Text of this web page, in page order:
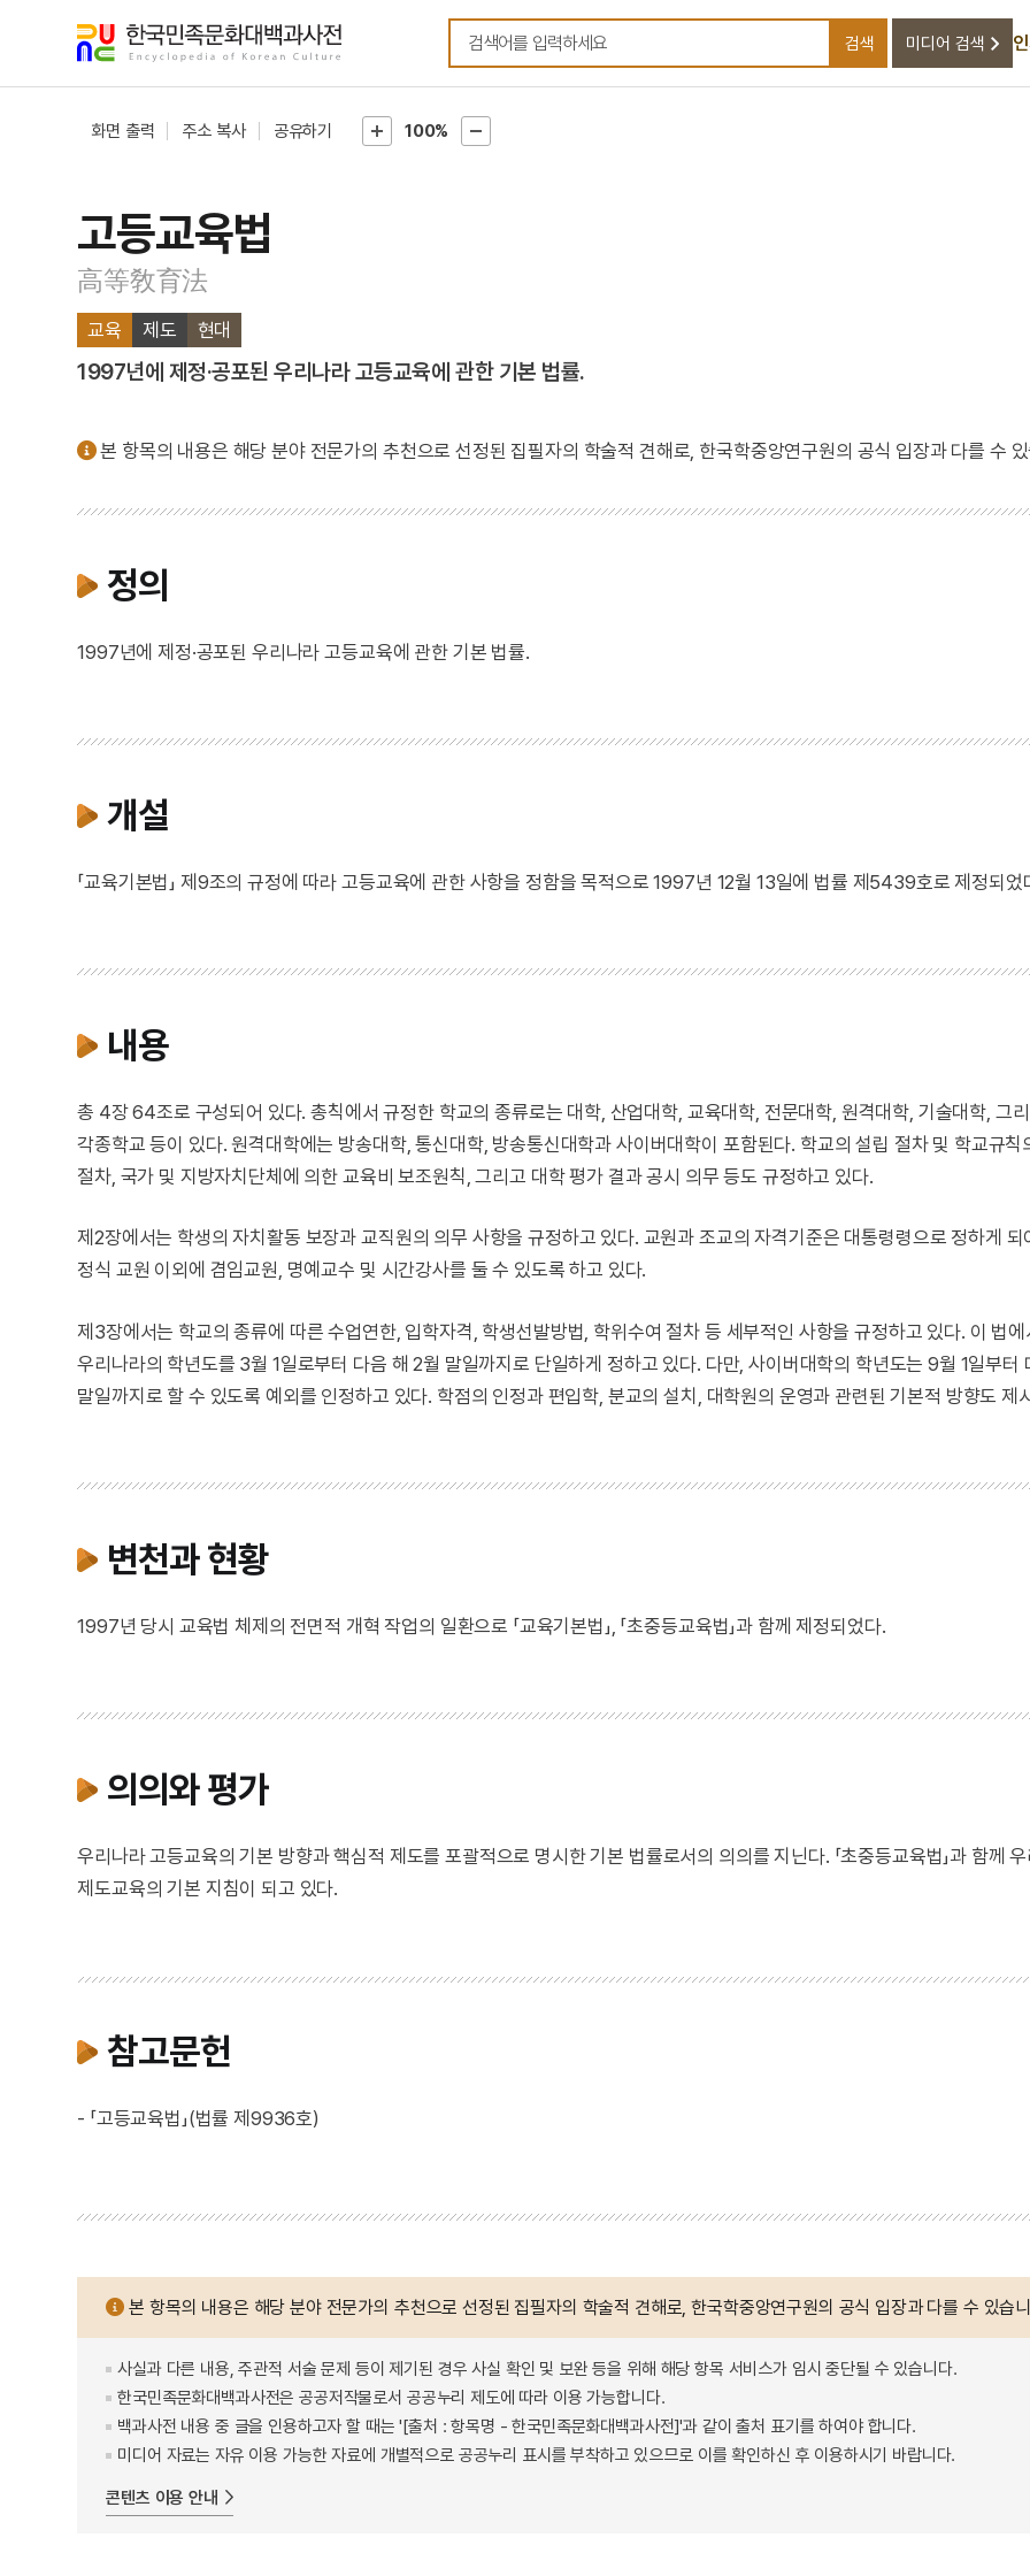
검색어를 입력하세요
검색 미디어 검색
화면 출력 주소 복사 공유하기 100%
고등교육법
高等敎育法
교육 제도 현대
1997년에 제정·공포된 우리나라 고등교육에 관한 기본 법률.
본 항목의 내용은 해당 분야 전문가의 추천으로 선정된 집필자의 학술적 견해로, 한국학중앙연구원의 공식 입장과 다를 수
정의
1997년에 제정·공포된 우리나라 고등교육에 관한 기본 법률.
개설
「교육기본법」 제9조의 규정에 따라 고등교육에 관한 사항을 정함을 목적으로 1997년 12월 13일에 법률 제5439호로 제정되었
내용
총 4장 64조로 구성되어 있다. 총칙에서 규정한 학교의 종류로는 대학, 산업대학, 교육대학, 전문대학, 원격대학, 기술대학, 그
각종학교 등이 있다. 원격대학에는 방송대학, 통신대학, 방송통신대학과 사이버대학이 포함된다. 학교의 설립 절차 및 학교규칙
절차, 국가 및 지방자치단체에 의한 교육비 보조원칙, 그리고 대학 평가 결과 공시 의무 등도 규정하고 있다.
제2장에서는 학생의 자치활동 보장과 교직원의 의무 사항을 규정하고 있다. 교원과 조교의 자격기준은 대통령령으로 정하게 되
정식 교원 이외에 겸임교원, 명예교수 및 시간강사를 둘 수 있도록 하고 있다.
제3장에서는 학교의 종류에 따른 수업연한, 입학자격, 학생선발방법, 학위수여 절차 등 세부적인 사항을 규정하고 있다. 이 법에
우리나라의 학년도를 3월 1일로부터 다음 해 2월 말일까지로 단일하게 정하고 있다. 다만, 사이버대학의 학년도는 9월 1일부터
말일까지로 할 수 있도록 예외를 인정하고 있다. 학점의 인정과 편입학, 분교의 설치, 대학원의 운영과 관련된 기본적 방향도 제
변천과 현황
1997년 당시 교육법 체제의 전면적 개혁 작업의 일환으로 「교육기본법」, 「초중등교육법」과 함께 제정되었다.
의의와 평가
우리나라 고등교육의 기본 방향과 핵심적 제도를 포괄적으로 명시한 기본 법률로서의 의의를 지닌다. 「초중등교육법」과 함께
제도교육의 기본 지침이 되고 있다.
참고문헌
- 「고등교육법」(법률 제9936호)
본 항목의 내용은 해당 분야 전문가의 추천으로 선정된 집필자의 학술적 견해로, 한국학중앙연구원의 공식 입장과 다를 수 있습
사실과 다른 내용, 주관적 서술 문제 등이 제기된 경우 사실 확인 및 보완 등을 위해 해당 항목 서비스가 임시 중단될 수 있습니다.
한국민족문화대백과사전은 공공저작물로서 공공누리 제도에 따라 이용 가능합니다.
백과사전 내용 중 글을 인용하고자 할 때는 '[출처 : 항목명 - 한국민족문화대백과사전]'과 같이 출처 표기를 하여야 합니다.
미디어 자료는 자유 이용 가능한 자료에 개별적으로 공공누리 표시를 부착하고 있으므로 이를 확인하신 후 이용하시기 바랍니다.
콘텐츠 이용 안내